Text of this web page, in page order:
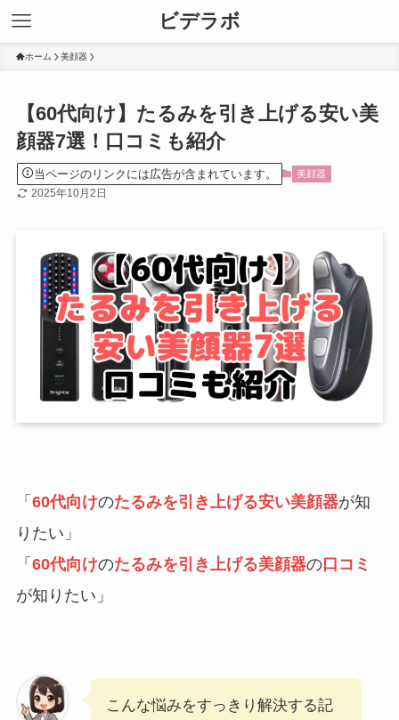
ビデラボ
ホーム 美顔器
【60代向け】たるみを引き上げる安い美
顔器7選！口コミも紹介
当ページのリンクには広告が含まれています。 美顔器
2025年10月2日
「 60代向けのたるみを引き上げる安い美顔器が知
りたい」
「 60代向けのたるみを引き上げる美顔器の口コミ
が知りたい」
こんな悩みをすっきり解決する記